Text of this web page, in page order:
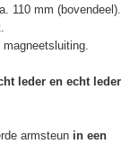
110 mm (bovendeel).
leder en echt leder
armsteun in een